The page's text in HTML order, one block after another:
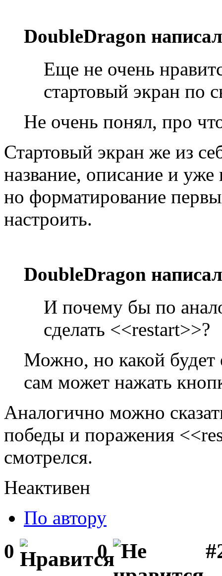
DoubleDragon
Еще не очень
стартовый экран по
Не очень понял, про
Стартовый экран же из
название, описание и
но форматирование
настроить.
DoubleDragon
И почему бы по
сделать <<restart>>?
Можно, но какой будет
сам может нажать
Аналогично можно
победы и поражения
смотрелся.
Неактивен
По автору
0 0